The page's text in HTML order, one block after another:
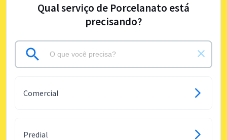
Qual serviço de Porcelanato está
precisando?
Comercial
Predial